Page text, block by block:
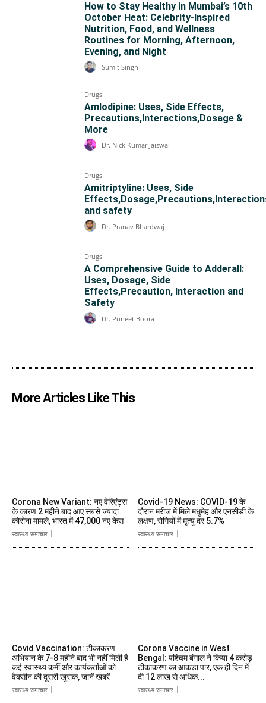
How to Stay Healthy in Mumbai’s 10th
October Heat: Celebrity-Inspired
Nutrition, Food, and Wellness
Routines for Morning, Afternoon,
Evening, and Night
Sumit Singh
Drugs
Amlodipine: Uses, Side Effects,
Precautions,Interactions,Dosage &
More
Dr. Nick Kumar Jaiswal
Drugs
Amitriptyline: Uses, Side
and safety
Dr. Pranav Bhardwaj
Drugs
A Comprehensive Guide to Adderall:
Uses, Dosage, Side
Effects,Precaution, Interaction and
Safety
Dr. Puneet Boora
More Articles Like This
Corona New Variant: नए वेरिएंट्स
के कारण 2 महीने बाद आए सबसे ज्यादा
कोरोना मामले, भारत में 47,000 नए केस
स्वास्थ्य समाचार
Covid-19 News: COVID-19 के
दौरान मरीज में मिले मधुमेह और एनसीडी के
लक्षण, रोगियों में मृत्यु दर 5.7%
स्वास्थ्य समाचार
Covid Vaccination: टीकाकरण
अभियान के 7-8 महीने बाद भी नहीं मिली है
कई स्वास्थ्य कर्मी और कार्यकर्ताओं को
वैक्सीन की दूसरी खुराक, जानें खबरें
स्वास्थ्य समाचार
Corona Vaccine in West
Bengal: पश्चिम बंगाल ने किया 4 करोड़
टीकाकरण का आंकड़ा पार, एक ही दिन में
दी 12 लाख से अधिक...
स्वास्थ्य समाचार